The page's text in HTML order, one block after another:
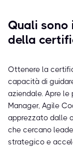
Quali
della
Ottenere la
capacità di
aziendale. Apre le
Manager, Agile
apprezzato dalle
che cercano
strategico e